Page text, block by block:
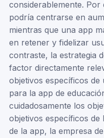
considerablemente.
podría centrarse en
mientras que una app
en retener y fidelizar
contraste, la estrategia
factor directamente
objetivos específicos de
para la app de
cuidadosamente los
objetivos específicos de
de la app, la empresa